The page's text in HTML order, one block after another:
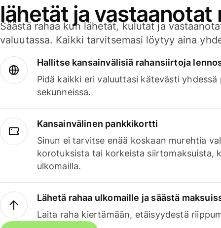
lähetät ja vastaanotat
Säästä rahaa kun lähetät, kulutat ja
valuutassa. Kaikki tarvitsemasi löytyy aina
Hallitse kansainvälisiä rahansiirtoja
Pidä kaikki eri valuuttasi kätevästi yhdessä
sekunneissa.
Kansainvälinen pankkikortti
Sinun ei tarvitse enää koskaan murehtia
korotuksista tai korkeista siirtomaksuista,
ulkomailla.
Lähetä rahaa ulkomaille ja säästä
Laita raha kiertämään, etäisyydestä